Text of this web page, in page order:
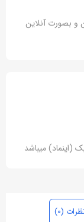
و بصورت آنلاین
(اینماد) میباشد
(0)